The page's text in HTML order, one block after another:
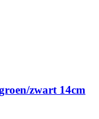
zwart 14cm